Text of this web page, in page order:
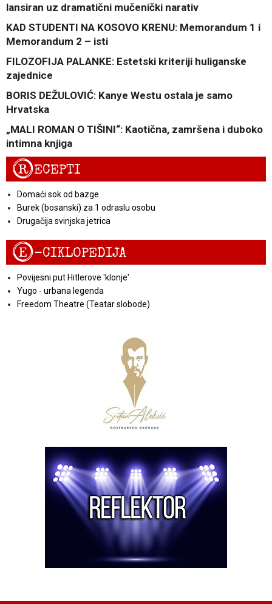
lansiran uz dramatični mučenički narativ
KAD STUDENTI NA KOSOVO KRENU: Memorandum 1 i
Memorandum 2 – isti
FILOZOFIJA PALANKE: Estetski kriteriji huliganske
zajednice
BORIS DEŽULOVIĆ: Kanye Westu ostala je samo
Hrvatska
„MALI ROMAN O TIŠINI“: Kaotična, zamršena i duboko
intimna knjiga
RECEPTI
Domaći sok od bazge
Burek (bosanski) za 1 odraslu osobu
Drugačija svinjska jetrica
E-CIKLOPEDIJA
Povijesni put Hitlerove 'klonje'
Yugo - urbana legenda
Freedom Theatre (Teatar slobode)